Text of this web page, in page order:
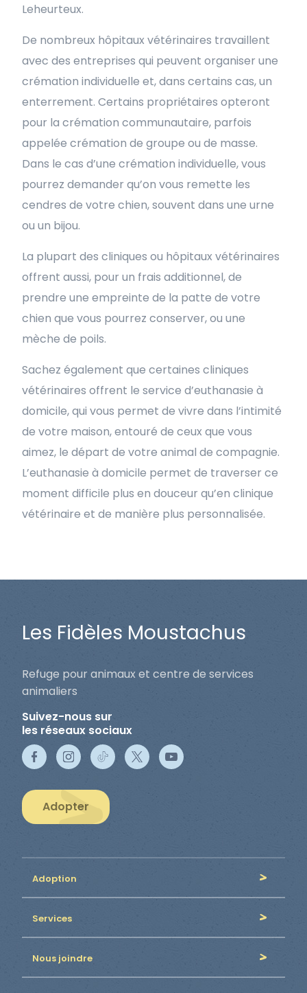
Leheurteux.
De nombreux hôpitaux vétérinaires travaillent
avec des entreprises qui peuvent organiser une
crémation individuelle et, dans certains cas, un
enterrement. Certains propriétaires opteront
pour la crémation communautaire, parfois
appelée crémation de groupe ou de masse.
Dans le cas d’une crémation individuelle, vous
pourrez demander qu’on vous remette les
cendres de votre chien, souvent dans une urne
ou un bijou.
La plupart des cliniques ou hôpitaux vétérinaires
offrent aussi, pour un frais additionnel, de
prendre une empreinte de la patte de votre
chien que vous pourrez conserver, ou une
mèche de poils.
Sachez également que certaines cliniques
vétérinaires offrent le service d’euthanasie à
domicile, qui vous permet de vivre dans l’intimité
de votre maison, entouré de ceux que vous
aimez, le départ de votre animal de compagnie.
L’euthanasie à domicile permet de traverser ce
moment difficile plus en douceur qu’en clinique
vétérinaire et de manière plus personnalisée.
Les Fidèles Moustachus
Refuge pour animaux et centre de services
animaliers
Suivez-nous sur
les réseaux sociaux
Adopter
Adoption
Services
Nous joindre